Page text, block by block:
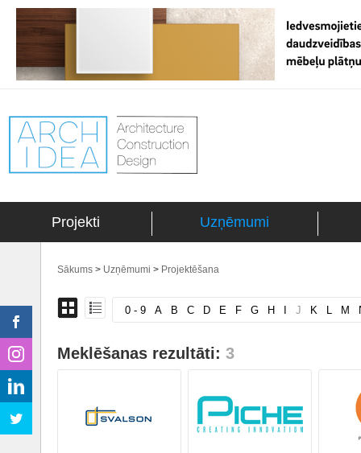
Projekti Uzņēmumi
Sākums > Uzņēmumi > Projektēšana
0 - 9 A B C D E F G H J K L M
Meklēšanas rezultāti: 3